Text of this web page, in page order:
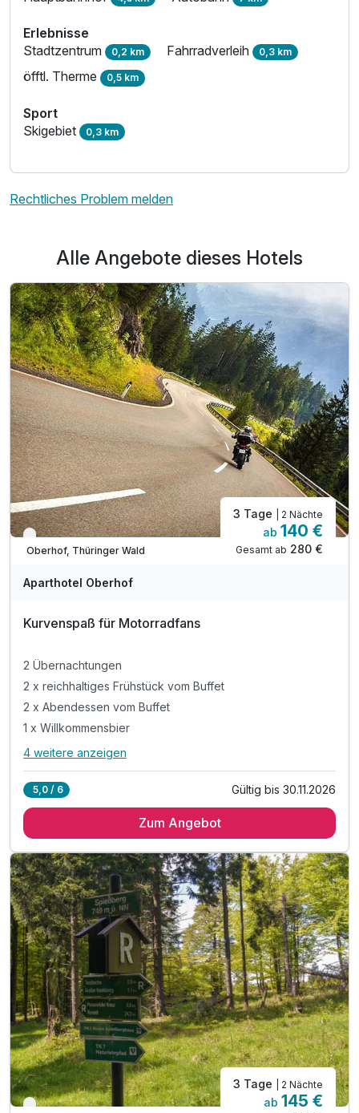
Erlebnisse
Stadtzentrum 0,2 km Fahrradverleih 0,3 km
öfftl. Therme 0,5 km
Sport
Skigebiet 0,3 km
Rechtliches Problem melden
Alle Angebote dieses Hotels
Verfügbar bis November
Oberhof, Thüringer Wald
3 Tage | 2 Nächte
ab 140 €
Gesamt ab 280 €
Aparthotel Oberhof
Kurvenspaß für Motorradfans
2 Übernachtungen
2 x reichhaltiges Frühstück vom Buffet
2 x Abendessen vom Buffet
1 x Willkommensbier
Alle Inklusivleistungen
2 x reichhaltiges Frühstück vom Buffet
1 x Willkommensbier
1 x Willkommensgeschenk
inkl. Nutzung unserer Sauna
inkl. Nutzung der Bikergarage
inkl. WLAN
4 weitere anzeigen
5,0 / 6 Gültig bis 30.11.2026
Zum Angebot
Verfügbar bis Dezember
3 Tage | 2 Nächte
ab 145 €